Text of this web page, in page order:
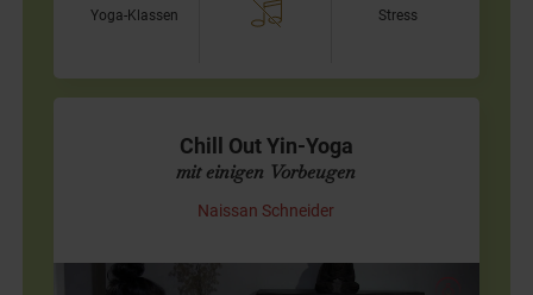
Yoga-Klassen Stress
Chill Out Yin-Yoga
mit einigen Vorbeugen
Naissan Schneider